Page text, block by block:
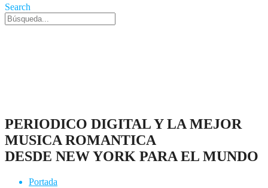
Search
PERIODICO DIGITAL Y LA MEJOR
MUSICA ROMANTICA
DESDE NEW YORK PARA EL MUNDO
Portada